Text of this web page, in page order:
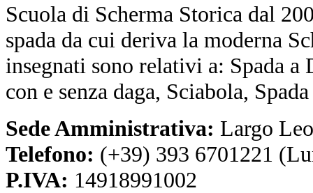
Scuola di Scherma Storica dal
spada da cui deriva la moderna
insegnati sono relativi a: Spada a
con e senza daga, Sciabola,
Sede Amministrativa: Largo
Telefono: (+39) 393 6701221
P.IVA: 14918991002